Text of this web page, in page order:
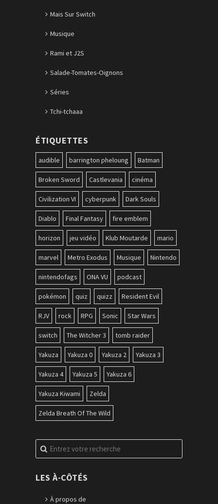
Mais Sur Switch
Musique
Rami et J2S
Salade-Tomates-Oignons
Séries
Tchi-tchaaa
ÉTIQUETTES
audible barrington pheloung Batman
Broken Sword Castlevania cinéma
Civilization VI cyberpunk Dark Souls
Diablo Final Fantasy fire emblem
horizon jeu vidéo Klub Moutarde mario
marvel Metro Exodus Musique Nintendo
nintendofags ONA VU podcast
pokémon quiz quizz Resident Evil
RJV rock RPG Sonic Star Wars
switch The Witcher 3 tomb raider
Yakuza Yakuza 0 Yakuza 2 Yakuza 3
Yakuza 4 Yakuza 5 Yakuza 6
Yakuza Kiwami Zelda
Zelda Breath Of The Wild
Recherche
pour
LES À-CÔTÉS
À propos de